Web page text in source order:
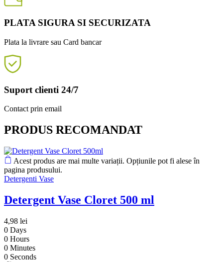
PLATA SIGURA SI SECURIZATA
Plata la livrare sau Card bancar
Suport clienti 24/7
Contact prin email
PRODUS RECOMANDAT
Acest produs are mai multe variații. Opțiunile pot fi alese în
pagina produsului.
Detergenti Vase
Detergent Vase Cloret 500 ml
4,98 lei
0 Days
0 Hours
0 Minutes
0 Seconds